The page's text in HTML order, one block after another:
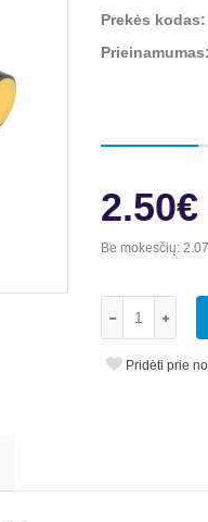
Prekės kodas:
Prieinamumas:
2.50€
Be mokesčių:
Pridėti prie